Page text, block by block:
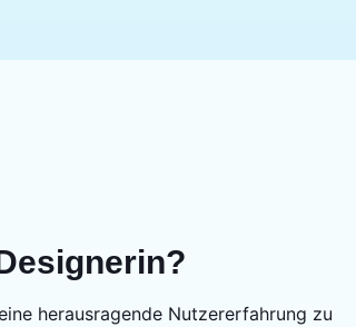
herausragende Nutzererfahrung zu